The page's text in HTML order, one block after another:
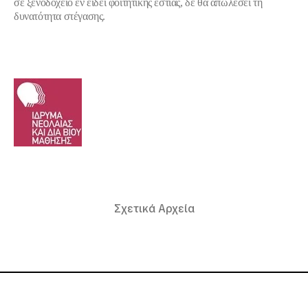
σε ξενοδοχείο εν είδει φοιτητικής εστίας, δε θα απωλέσει τη
δυνατότητα στέγασης.
Σχετικά Αρχεία